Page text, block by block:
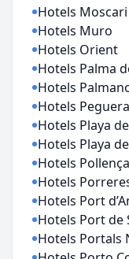
Hotels Moscari
Hotels Muro
Hotels Orient
Hotels Palma
Hotels
Hotels Peguera
Hotels Playa
Hotels Playa
Hotels
Hotels
Hotels Port
Hotels Port de
Hotels Portals